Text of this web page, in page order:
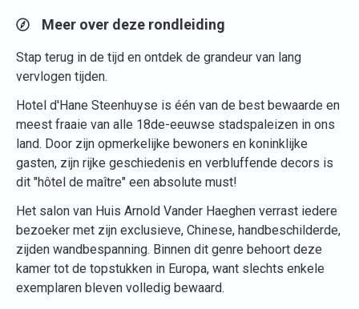
Meer over deze rondleiding
Stap terug in de tijd en ontdek de grandeur van lang
vervlogen tijden.
Hotel d'Hane Steenhuyse is één van de best bewaarde en
meest fraaie van alle 18de-eeuwse stadspaleizen in ons
land. Door zijn opmerkelijke bewoners en koninklijke
gasten, zijn rijke geschiedenis en verbluffende decors is
dit "hôtel de maître" een absolute must!
Het salon van Huis Arnold Vander Haeghen verrast iedere
bezoeker met zijn exclusieve, Chinese, handbeschilderde,
zijden wandbespanning. Binnen dit genre behoort deze
kamer tot de topstukken in Europa, want slechts enkele
exemplaren bleven volledig bewaard.